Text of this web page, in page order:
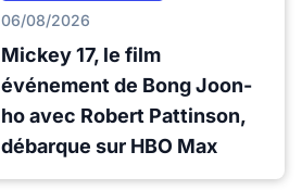
06/08/2026
Mickey 17, le film
événement de Bong Joon-
ho avec Robert Pattinson,
débarque sur HBO Max